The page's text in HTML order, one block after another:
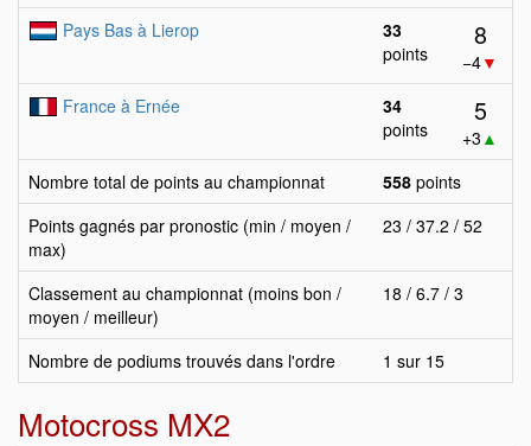
Pays Bas à Lierop
33
points
8
−4▼
France à Ernée
34
points
5
+3 ▲
Nombre total de points au championnat
558 points
Points gagnés par pronostic (min / moyen /
max)
23 / 37.2 / 52
Classement au championnat (moins bon /
moyen / meilleur)
18 / 6.7 / 3
Nombre de podiums trouvés dans l'ordre 1 sur 15
Motocross MX2